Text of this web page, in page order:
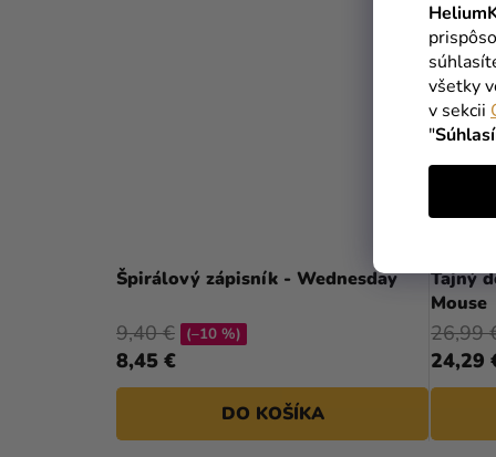
všetky
v sekcii
"
Špirálový zápisník - Wednesday
8,45 €
9,40 € (–10 %)
DO KOŠÍKA
Tajný
Mouse
24,29
26,99